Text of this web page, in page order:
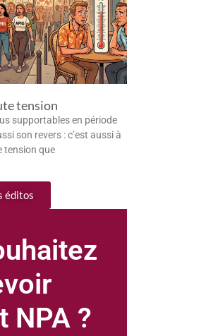
tension
supportables en période
son revers : c’est aussi à
tension que
éditos
NPA ?